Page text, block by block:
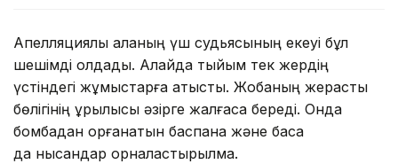
Апелляциялық алқаның үш судьясының екеуі бұл
шешімді қолдады. Алайда тыйым тек жердің
үстіндегі жұмыстарға қатысты. Жобаның жерасты
бөлігінің құрылысы әзірге жалғаса береді. Онда
бомбадан қорғанатын баспана және басқа
да нысандар орналастырылмақ.